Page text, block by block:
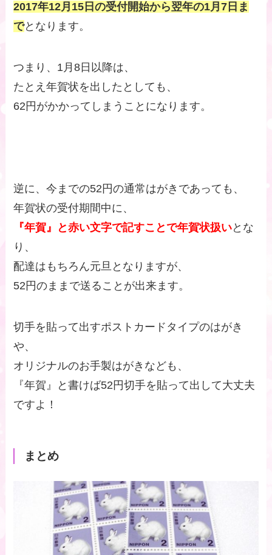
2017年12月15日の受付開始から翌年の1月7日ま
でとなります。
つまり、1月8日以降は、
たとえ年賀状を出したとしても、
62円がかかってしまうことになります。
逆に、今までの52円の通常はがきであっても、
年賀状の受付期間中に、
『年賀』と赤い文字で記すことで年賀状扱いとな
り、
配達はもちろん元旦となりますが、
52円のままで送ることが出来ます。
切手を貼って出すポストカードタイプのはがき
や、
オリジナルのお手製はがきなども、
『年賀』と書けば52円切手を貼って出して大丈夫
ですよ！
まとめ